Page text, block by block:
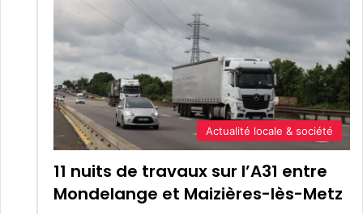
Actualité locale & société
11 nuits de travaux sur l’A31 entre
Mondelange et Maizières-lès-Metz